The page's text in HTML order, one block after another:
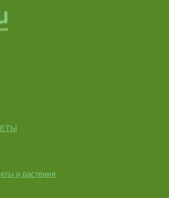
и растения